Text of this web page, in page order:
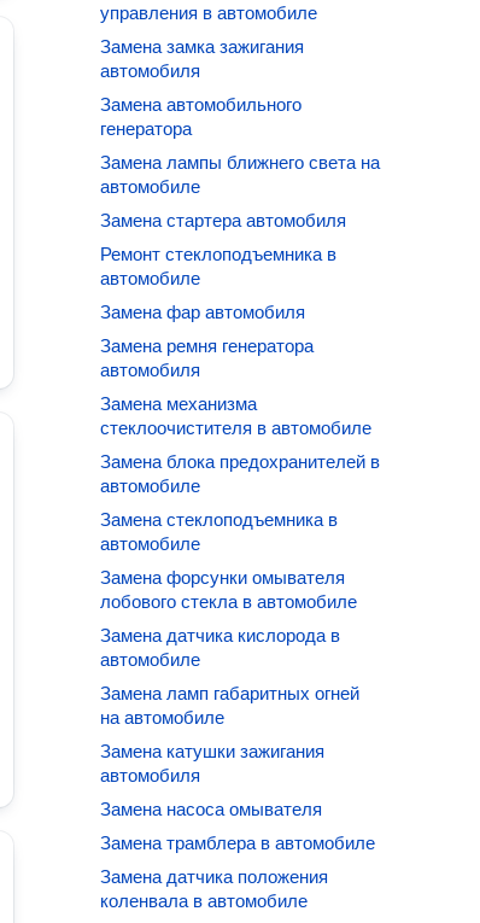
управления в автомобиле
Замена замка зажигания
автомобиля
Замена автомобильного
генератора
Замена лампы ближнего света на
автомобиле
Замена стартера автомобиля
Ремонт стеклоподъемника в
автомобиле
Замена фар автомобиля
Замена ремня генератора
автомобиля
Замена механизма
стеклоочистителя в автомобиле
Замена блока предохранителей в
автомобиле
Замена стеклоподъемника в
автомобиле
Замена форсунки омывателя
лобового стекла в автомобиле
Замена датчика кислорода в
автомобиле
Замена ламп габаритных огней
на автомобиле
Замена катушки зажигания
автомобиля
Замена насоса омывателя
Замена трамблера в автомобиле
Замена датчика положения
коленвала в автомобиле